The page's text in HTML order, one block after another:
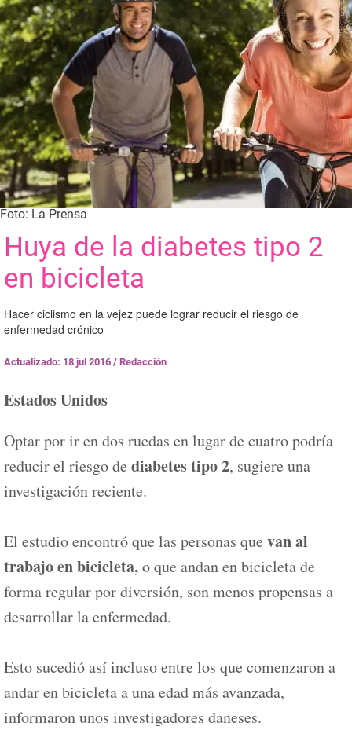
Foto: La Prensa
Huya de la diabetes tipo 2
en bicicleta
Hacer ciclismo en la vejez puede lograr reducir el riesgo de
enfermedad crónico
Actualizado: 18 jul 2016 / Redacción
Estados Unidos
Optar por ir en dos ruedas en lugar de cuatro podría
reducir el riesgo de diabetes tipo 2, sugiere una
investigación reciente.
El estudio encontró que las personas que van al
trabajo en bicicleta,o que andan en bicicleta de
forma regular por diversión, son menos propensas a
desarrollar la enfermedad.
Esto sucedió así incluso entre los que comenzaron a
andar en bicicleta a una edad más avanzada,
informaron unos investigadores daneses.